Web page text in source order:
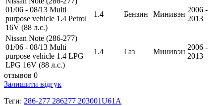
01/06 - 08/13 Multi
purpose vehicle 1.4 Petrol
16V (88 л.с.)
1.4 Бензин Минивэн
2006 -
2013
Nissan Note (286-277)
01/06 - 08/13 Multi
purpose vehicle 1.4 LPG
LPG 16V (88 л.с.)
1.4 Газ Минивэн
2006 -
2013
отзывов 0
Залишити відгук
Теги: 286-277 286277 203001U61A